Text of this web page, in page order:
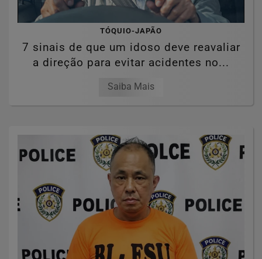
TÓQUIO-JAPÃO
7 sinais de que um idoso deve reavaliar
a direção para evitar acidentes no...
Saiba Mais